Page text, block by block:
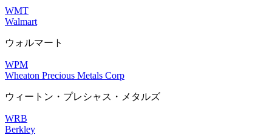
WMT
Walmart
ウォルマート
WPM
Wheaton Precious Metals Corp
ウィートン・プレシャス・メタルズ
WRB
Berkley